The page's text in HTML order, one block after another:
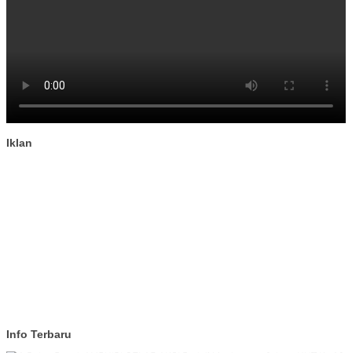
Iklan
Info Terbaru